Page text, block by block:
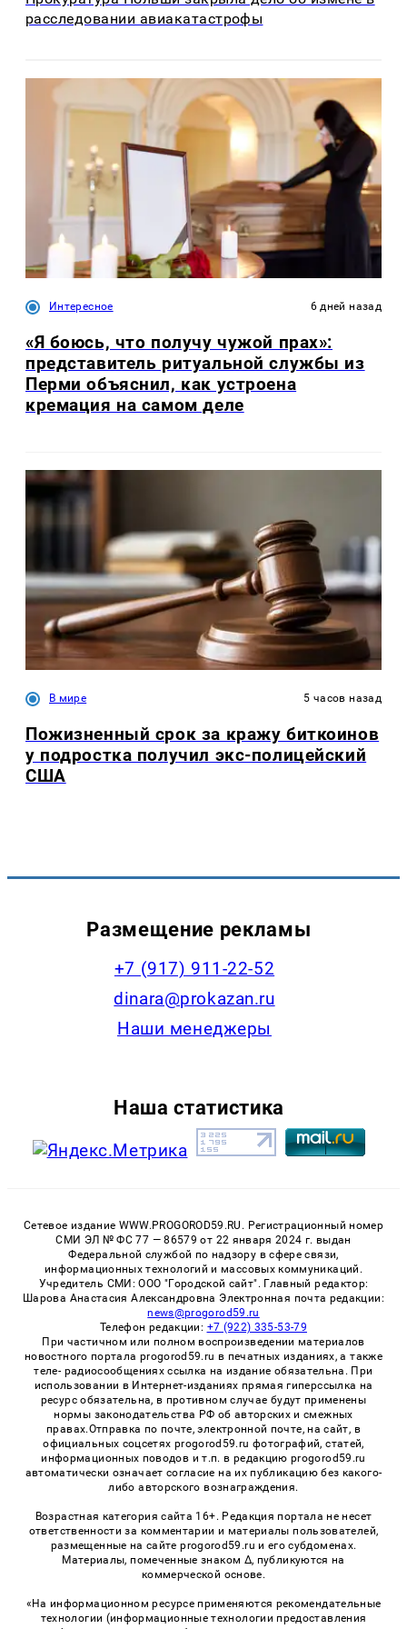
расследовании авиакатастрофы
Интересное 6 дней назад
«Я боюсь, что получу чужой прах»:
представитель ритуальной службы из
Перми объяснил, как устроена
кремация на самом деле
В мире 5 часов назад
Пожизненный срок за кражу биткоинов
у подростка получил экс-полицейский
США
Размещение рекламы
+7 (917) 911-22-52
dinara@prokazan.ru
Наши менеджеры
Наша статистика
Сетевое издание WWW.PROGOROD59.RU. Регистрационный номер
СМИ ЭЛ № ФС 77 — 86579 от 22 января 2024 г. выдан
Федеральной службой по надзору в сфере связи,
информационных технологий и массовых коммуникаций.
Учредитель СМИ: ООО "Городской сайт". Главный редактор:
Шарова Анастасия Александровна Электронная почта редакции:
news@progorod59.ru
Телефон редакции: +7 (922) 335-53-79
При частичном или полном воспроизведении материалов
новостного портала progorod59.ru в печатных изданиях, а также
теле- радиосообщениях ссылка на издание обязательна. При
использовании в Интернет-изданиях прямая гиперссылка на
ресурс обязательна, в противном случае будут применены
нормы законодательства РФ об авторских и смежных
правах.Отправка по почте, электронной почте, на сайт, в
официальных соцсетях progorod59.ru фотографий, статей,
информационных поводов и т.п. в редакцию progorod59.ru
автоматически означает согласие на их публикацию без какого-
либо авторского вознаграждения.
Возрастная категория сайта 16+. Редакция портала не несет
ответственности за комментарии и материалы пользователей,
размещенные на сайте progorod59.ru и его субдоменах.
Материалы, помеченные знаком Δ, публикуются на
коммерческой основе.
«На информационном ресурсе применяются рекомендательные
технологии (информационные технологии предоставления